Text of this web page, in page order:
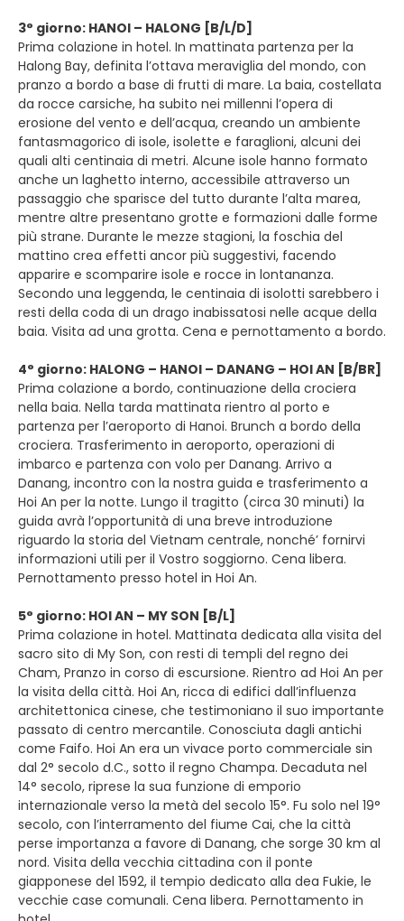
3° giorno: HANOI – HALONG [B/L/D]
Prima colazione in hotel. In mattinata partenza per la
Halong Bay, definita l’ottava meraviglia del mondo, con
pranzo a bordo a base di frutti di mare. La baia, costellata
da rocce carsiche, ha subito nei millenni l’opera di
erosione del vento e dell’acqua, creando un ambiente
fantasmagorico di isole, isolette e faraglioni, alcuni dei
quali alti centinaia di metri. Alcune isole hanno formato
anche un laghetto interno, accessibile attraverso un
passaggio che sparisce del tutto durante l’alta marea,
mentre altre presentano grotte e formazioni dalle forme
più strane. Durante le mezze stagioni, la foschia del
mattino crea effetti ancor più suggestivi, facendo
apparire e scomparire isole e rocce in lontananza.
Secondo una leggenda, le centinaia di isolotti sarebbero i
resti della coda di un drago inabissatosi nelle acque della
baia. Visita ad una grotta. Cena e pernottamento a bordo.
4° giorno: HALONG – HANOI – DANANG – HOI AN [B/BR]
Prima colazione a bordo, continuazione della crociera
nella baia. Nella tarda mattinata rientro al porto e
partenza per l’aeroporto di Hanoi. Brunch a bordo della
crociera. Trasferimento in aeroporto, operazioni di
imbarco e partenza con volo per Danang. Arrivo a
Danang, incontro con la nostra guida e trasferimento a
Hoi An per la notte. Lungo il tragitto (circa 30 minuti) la
guida avrà l’opportunità di una breve introduzione
riguardo la storia del Vietnam centrale, nonché’ fornirvi
informazioni utili per il Vostro soggiorno. Cena libera.
Pernottamento presso hotel in Hoi An.
5° giorno: HOI AN – MY SON [B/L]
Prima colazione in hotel. Mattinata dedicata alla visita del
sacro sito di My Son, con resti di templi del regno dei
Cham, Pranzo in corso di escursione. Rientro ad Hoi An per
la visita della città. Hoi An, ricca di edifici dall’influenza
architettonica cinese, che testimoniano il suo importante
passato di centro mercantile. Conosciuta dagli antichi
come Faifo. Hoi An era un vivace porto commerciale sin
dal 2° secolo d.C., sotto il regno Champa. Decaduta nel
14° secolo, riprese la sua funzione di emporio
internazionale verso la metà del secolo 15°. Fu solo nel 19°
secolo, con l’interramento del fiume Cai, che la città
perse importanza a favore di Danang, che sorge 30 km al
nord. Visita della vecchia cittadina con il ponte
giapponese del 1592, il tempio dedicato alla dea Fukie, le
vecchie case comunali. Cena libera. Pernottamento in